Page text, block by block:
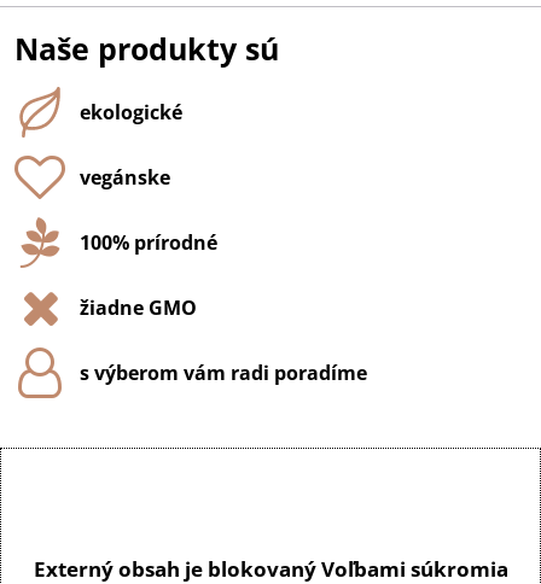
Naše produkty sú
ekologické
vegánske
100% prírodné
žiadne GMO
s výberom vám radi poradíme
Externý obsah je blokovaný Voľbami súkromia